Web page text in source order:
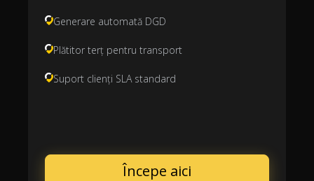
Generare automată DGD
Plătitor terț pentru transport
Suport clienți SLA standard
Începe aici